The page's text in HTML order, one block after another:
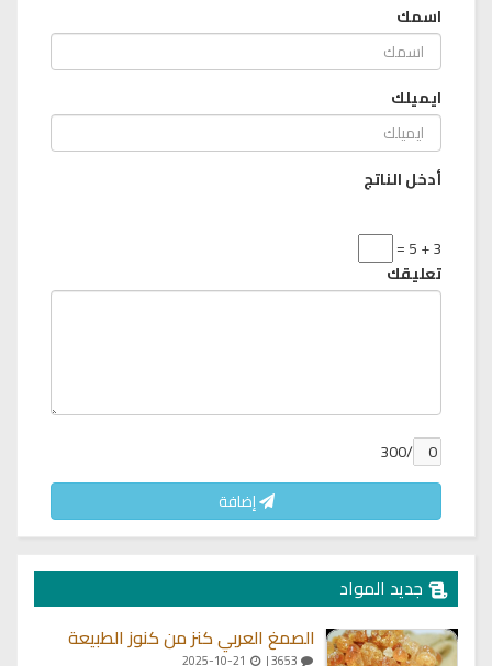
اسمك
ايميلك
أدخل الناتج
3 + 5 =
تعليقك
/300
إضافة
جديد المواد
الصمغ العربي كنز من كنوز الطبيعة